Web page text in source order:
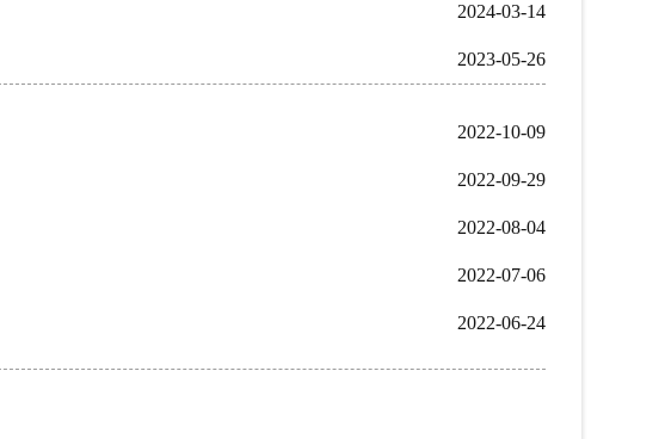
2024-03-14
2023-05-26
2022-10-09
2022-09-29
2022-08-04
2022-07-06
2022-06-24